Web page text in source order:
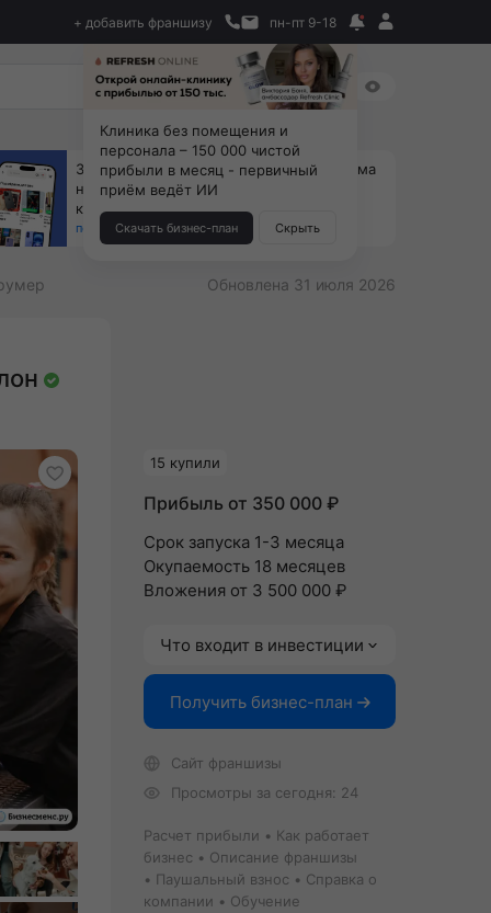
+ добавить франшизу пн-пт 9-18
За 90 тыс. открой магазин на Авито, дома
ни коробок, ни товара, ни склада, зато
каждый месяц +125 тыс. чистыми
получить бизнес-план ↓
Обновлена 31 июля 2026
15 купили
Прибыль от 350 000 ₽
Срок запуска 1-3 месяца
Окупаемость 18 месяцев
Вложения от 3 500 000 ₽
Что входит в инвестиции
Получить бизнес-план
Сайт франшизы
Просмотры за сегодня: 24
Расчет прибыли
Как работает
бизнес
Описание франшизы
Паушальный взнос
Справка о
компании
Обучение
Клиника без помещения и
персонала – 150 000 чистой
прибыли в месяц - первичный
приём ведёт ИИ
Скачать бизнес-план Скрыть